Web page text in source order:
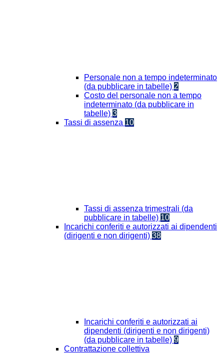
Personale non a tempo indeterminato
(da pubblicare in tabelle) 2
Costo del personale non a tempo
indeterminato (da pubblicare in
tabelle) 3
Tassi di assenza 10
Tassi di assenza trimestrali (da
pubblicare in tabelle) 10
Incarichi conferiti e autorizzati ai dipendenti
(dirigenti e non dirigenti) 38
Incarichi conferiti e autorizzati ai
dipendenti (dirigenti e non dirigenti)
(da pubblicare in tabelle) 9
Contrattazione collettiva